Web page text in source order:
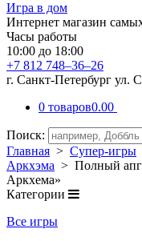
Игра в дом
Интернет магазин
Часы работы
10:00 до 18:00
+7 812 748–36–26
г. Санкт-Петербург ул.
0 товаров0.00
Поиск:
Главная > Супер-игры
Аркхэма > Полный
Аркхема»
Категории
Все игры